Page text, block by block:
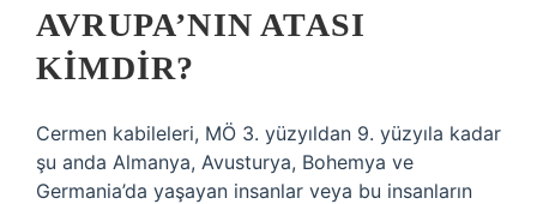
AVRUPA’NIN ATASI
KIMDIR?
Cermen kabileleri, MÖ 3. yüzyıldan 9. yüzyıla kadar
şu anda Almanya, Avusturya, Bohemya ve
Germania’da yaşayan insanlar veya bu insanların